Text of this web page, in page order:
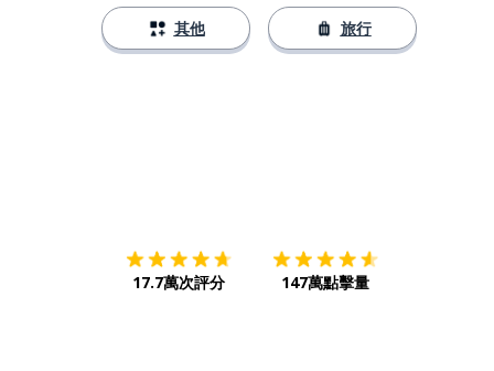
其他 旅行
17.7萬次評分 147萬點擊量